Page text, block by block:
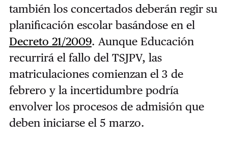
también los concertados deberán regir su
planificación escolar basándose en el
Decreto 21/2009. Aunque Educación
recurrirá el fallo del TSJPV, las
matriculaciones comienzan el 3 de
febrero y la incertidumbre podría
envolver los procesos de admisión que
deben iniciarse el 5 marzo.